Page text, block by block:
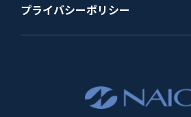
プライバシーポリシー